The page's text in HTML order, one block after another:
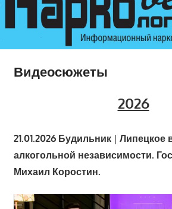
Видеосюжеты
2026
21.01.2026 Будильник| Липецкое
алкогольной независимости.
Михаил Коростин.
Видеоплеер